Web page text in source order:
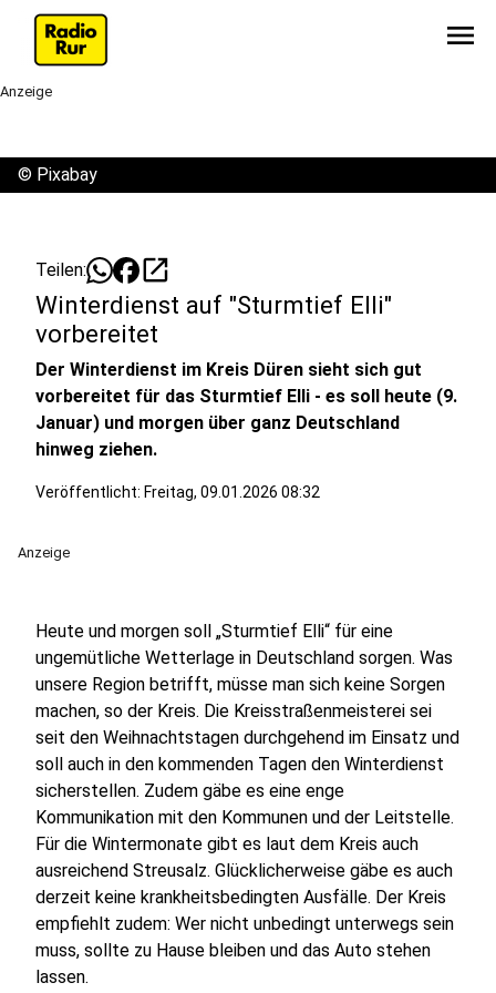
menu
Anzeige
© Pixabay
Teilen: open_in_new
Winterdienst auf "Sturmtief Elli"
vorbereitet
Der Winterdienst im Kreis Düren sieht sich gut
vorbereitet für das Sturmtief Elli - es soll heute (9.
Januar) und morgen über ganz Deutschland
hinweg ziehen.
Veröffentlicht: Freitag, 09.01.2026 08:32
Anzeige
Heute und morgen soll „Sturmtief Elli“ für eine
ungemütliche Wetterlage in Deutschland sorgen. Was
unsere Region betrifft, müsse man sich keine Sorgen
machen, so der Kreis. Die Kreisstraßenmeisterei sei
seit den Weihnachtstagen durchgehend im Einsatz und
soll auch in den kommenden Tagen den Winterdienst
sicherstellen. Zudem gäbe es eine enge
Kommunikation mit den Kommunen und der Leitstelle.
Für die Wintermonate gibt es laut dem Kreis auch
ausreichend Streusalz. Glücklicherweise gäbe es auch
derzeit keine krankheitsbedingten Ausfälle. Der Kreis
empfiehlt zudem: Wer nicht unbedingt unterwegs sein
muss, sollte zu Hause bleiben und das Auto stehen
lassen.